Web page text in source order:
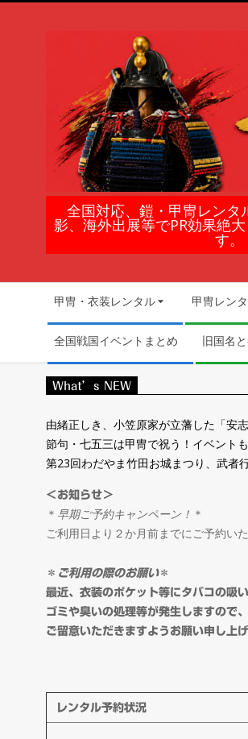
鎧
甲
冑
の
レ
ン
タ
ル
＆
オ
ー
ダ
全国対応、鎧・甲冑レン
影、海外出展等でPR効果絶
す。
Navigation
Menu
甲冑・衣装レンタル 甲冑レン
全国戦国イベントまとめ 旧国名
What’s NEW
由緒正しき、小笠原家が立藩した「安志
節句・七五三は甲冑で祝う！イベントも
第23回わだやま竹田お城まつり、武者
＜お知らせ＞
＊ 早期ご予約キャンペーン！ ＊
ご利用日より２か月前までにご予約い
＊ ご利用の際のお願い＊
最近、衣装のポケット等にタバコの吸
ゴミや臭いの処理等が発生しますので
ご留意いただきますようお願い申し上げ
レンタル予約状況